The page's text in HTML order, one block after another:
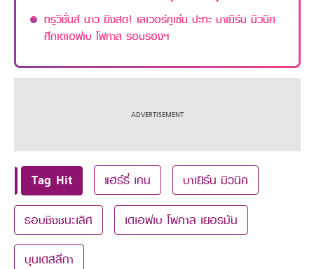
ทรูวิชั่นส์ นาว ยิงสด! เลเวอร์คูเซ่น ปะทะ บาเยิร์น มิวนิค
ศึกเดเอฟเบ โพคาล รอบรองฯ
Tag Hit แฮร์รี่ เคน บาเยิร์น มิวนิค
รอบชิงชนะเลิศ เดเอฟเบ โพคาล เยอรมัน
บุนเดสลีกา